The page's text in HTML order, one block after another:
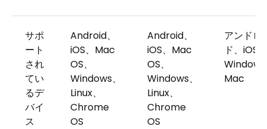
サポ
ート
され
てい
るデ
バイ
ス
Android、
iOS、Mac
OS、
Windows、
Linux、
Chrome
OS
Android、
iOS、Mac
OS、
Windows、
Linux、
Chrome
OS
アンドロ
ド、iOS、
Mac